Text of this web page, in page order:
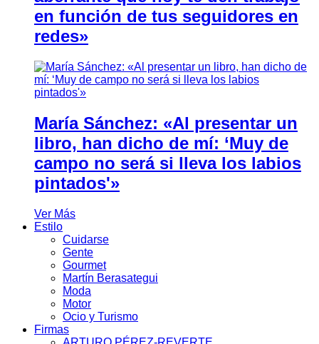
en función de tus seguidores en
redes»
María Sánchez: «Al presentar un
libro, han dicho de mí: ‘Muy de
campo no será si lleva los labios
pintados'»
Ver Más
Estilo
Cuidarse
Gente
Gourmet
Martín Berasategui
Moda
Motor
Ocio y Turismo
Firmas